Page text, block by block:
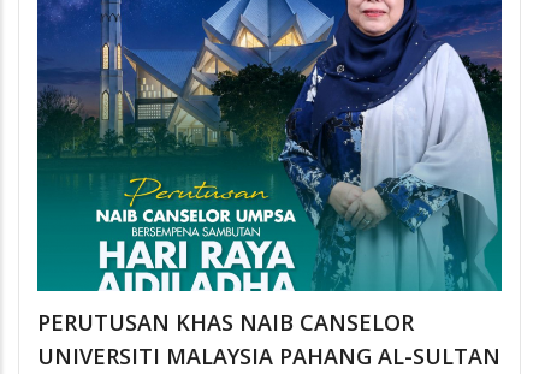
PERUTUSAN KHAS NAIB CANSELOR
UNIVERSITI MALAYSIA PAHANG AL-SULTAN